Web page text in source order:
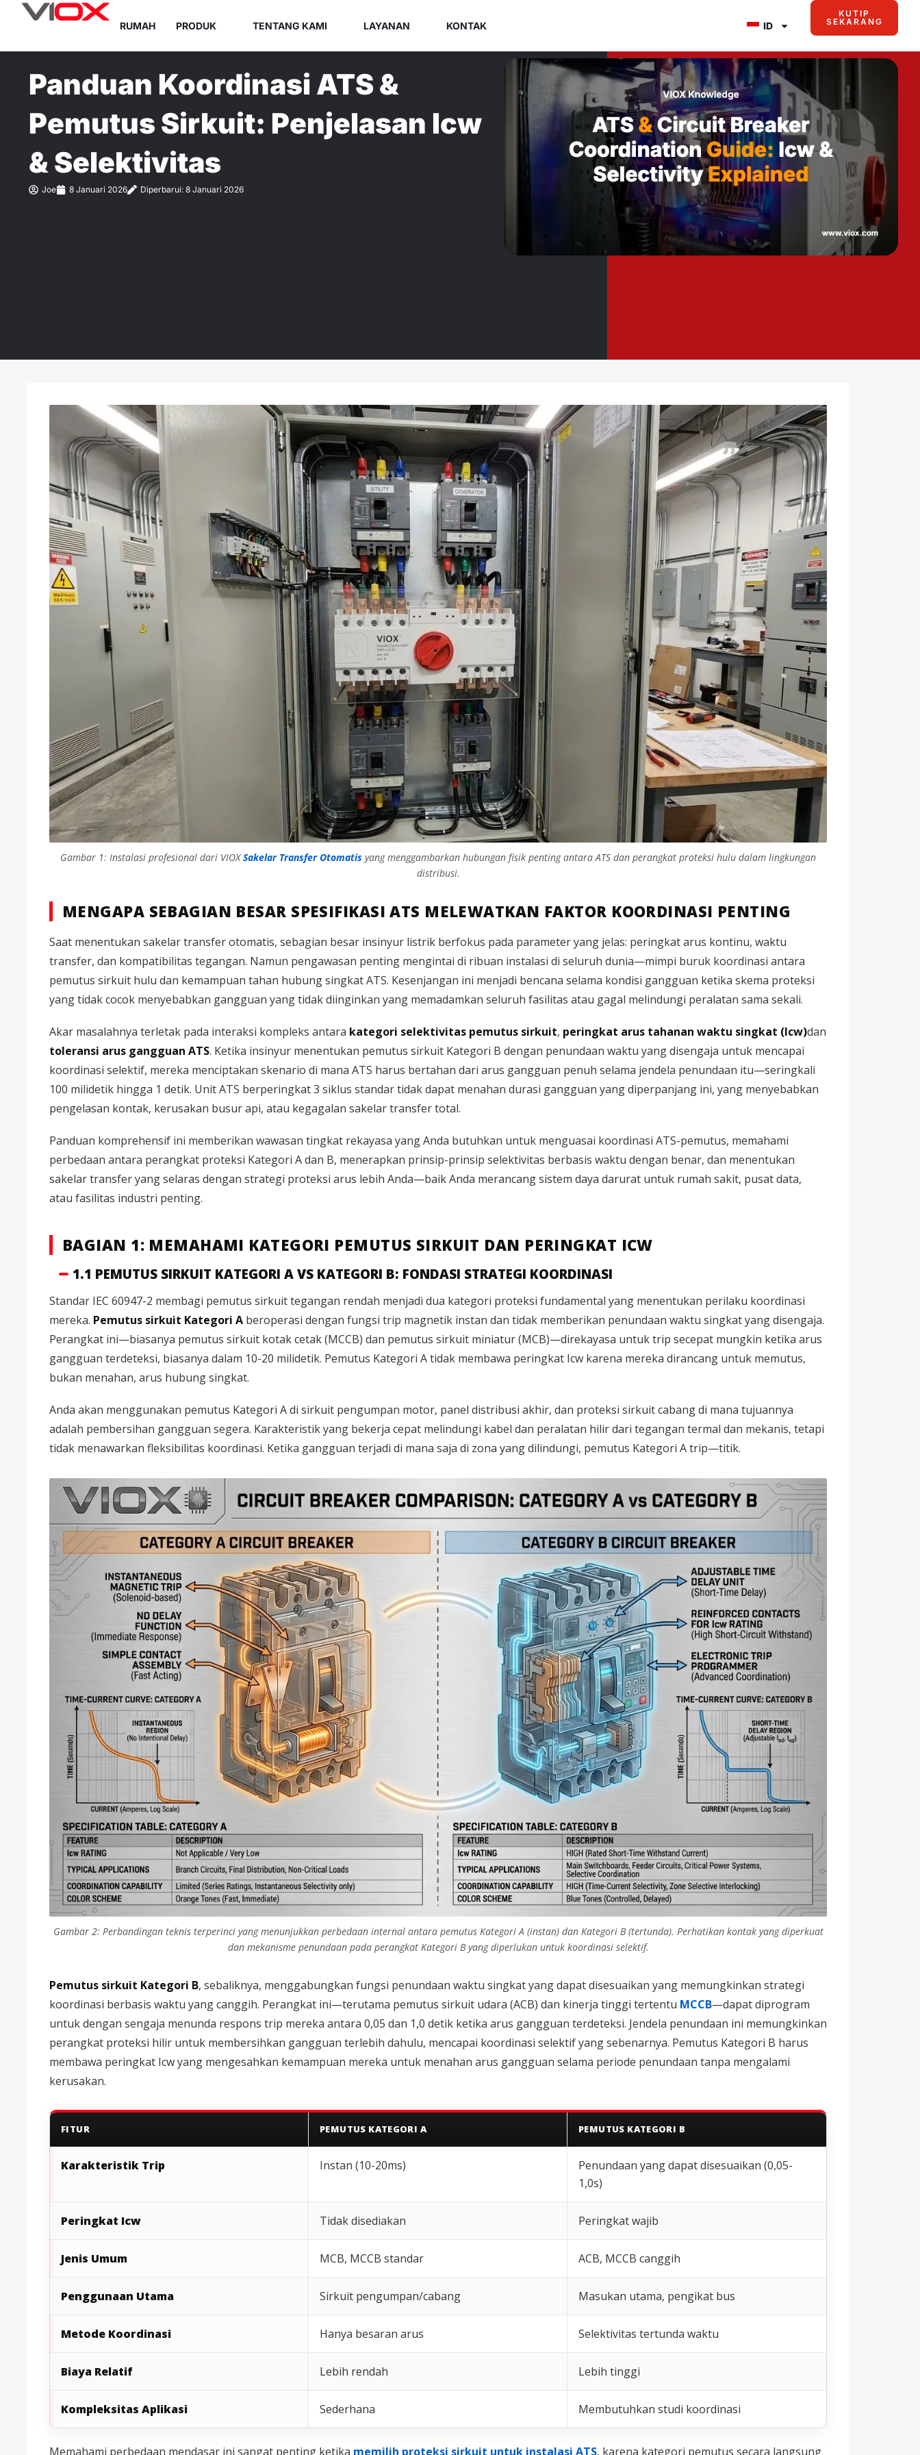
Lewati
konten
RUMAH PRODUK TENTANG KAMI LAYANAN KONTAK ID
KUTIP
SEKARANG
Panduan Koordinasi ATS &
Pemutus Sirkuit: Penjelasan Icw
& Selektivitas
Joe 8 Januari 2026 Diperbarui: 8 Januari 2026
Gambar 1: Instalasi profesional dari VIOXSakelar Transfer Otomatis yang menggambarkan hubungan fisik penting antara ATS dan perangkat proteksi hulu dalam lingkungan
distribusi.
MENGAPA SEBAGIAN BESAR SPESIFIKASI ATS MELEWATKAN FAKTOR KOORDINASI PENTING
Saat menentukan sakelar transfer otomatis, sebagian besar insinyur listrik berfokus pada parameter yang jelas: peringkat arus kontinu, waktu
transfer, dan kompatibilitas tegangan. Namun pengawasan penting mengintai di ribuan instalasi di seluruh dunia—mimpi buruk koordinasi antara
pemutus sirkuit hulu dan kemampuan tahan hubung singkat ATS. Kesenjangan ini menjadi bencana selama kondisi gangguan ketika skema proteksi
yang tidak cocok menyebabkan gangguan yang tidak diinginkan yang memadamkan seluruh fasilitas atau gagal melindungi peralatan sama sekali.
Akar masalahnya terletak pada interaksi kompleks antara kategori selektivitas pemutus sirkuit, peringkat arus tahanan waktu singkat (Icw)dan
toleransi arus gangguan ATS. Ketika insinyur menentukan pemutus sirkuit Kategori B dengan penundaan waktu yang disengaja untuk mencapai
koordinasi selektif, mereka menciptakan skenario di mana ATS harus bertahan dari arus gangguan penuh selama jendela penundaan itu—seringkali
100 milidetik hingga 1 detik. Unit ATS berperingkat 3 siklus standar tidak dapat menahan durasi gangguan yang diperpanjang ini, yang menyebabkan
pengelasan kontak, kerusakan busur api, atau kegagalan sakelar transfer total.
Panduan komprehensif ini memberikan wawasan tingkat rekayasa yang Anda butuhkan untuk menguasai koordinasi ATS-pemutus, memahami
perbedaan antara perangkat proteksi Kategori A dan B, menerapkan prinsip-prinsip selektivitas berbasis waktu dengan benar, dan menentukan
sakelar transfer yang selaras dengan strategi proteksi arus lebih Anda—baik Anda merancang sistem daya darurat untuk rumah sakit, pusat data,
atau fasilitas industri penting.
BAGIAN 1: MEMAHAMI KATEGORI PEMUTUS SIRKUIT DAN PERINGKAT ICW
1.1 PEMUTUS SIRKUIT KATEGORI A VS KATEGORI B: FONDASI STRATEGI KOORDINASI
Standar IEC 60947-2 membagi pemutus sirkuit tegangan rendah menjadi dua kategori proteksi fundamental yang menentukan perilaku koordinasi
mereka. Pemutus sirkuit Kategori A beroperasi dengan fungsi trip magnetik instan dan tidak memberikan penundaan waktu singkat yang disengaja.
Perangkat ini—biasanya pemutus sirkuit kotak cetak (MCCB) dan pemutus sirkuit miniatur (MCB)—direkayasa untuk trip secepat mungkin ketika arus
gangguan terdeteksi, biasanya dalam 10-20 milidetik. Pemutus Kategori A tidak membawa peringkat Icw karena mereka dirancang untuk memutus,
bukan menahan, arus hubung singkat.
Anda akan menggunakan pemutus Kategori A di sirkuit pengumpan motor, panel distribusi akhir, dan proteksi sirkuit cabang di mana tujuannya
adalah pembersihan gangguan segera. Karakteristik yang bekerja cepat melindungi kabel dan peralatan hilir dari tegangan termal dan mekanis, tetapi
tidak menawarkan fleksibilitas koordinasi. Ketika gangguan terjadi di mana saja di zona yang dilindungi, pemutus Kategori A trip—titik.
Gambar 2: Perbandingan teknis terperinci yang menunjukkan perbedaan internal antara pemutus Kategori A (instan) dan Kategori B (tertunda). Perhatikan kontak yang diperkuat
dan mekanisme penundaan pada perangkat Kategori B yang diperlukan untuk koordinasi selektif.
Pemutus sirkuit Kategori B, sebaliknya, menggabungkan fungsi penundaan waktu singkat yang dapat disesuaikan yang memungkinkan strategi
koordinasi berbasis waktu yang canggih. Perangkat ini—terutama pemutus sirkuit udara (ACB) dan kinerja tinggi tertentu MCCB—dapat diprogram
untuk dengan sengaja menunda respons trip mereka antara 0,05 dan 1,0 detik ketika arus gangguan terdeteksi. Jendela penundaan ini memungkinkan
perangkat proteksi hilir untuk membersihkan gangguan terlebih dahulu, mencapai koordinasi selektif yang sebenarnya. Pemutus Kategori B harus
membawa peringkat Icw yang mengesahkan kemampuan mereka untuk menahan arus gangguan selama periode penundaan tanpa mengalami
kerusakan.
FITUR PEMUTUS KATEGORI A PEMUTUS KATEGORI B
Karakteristik Trip Instan (10-20ms)
Penundaan yang dapat disesuaikan (0,05-
1,0s)
Peringkat Icw Tidak disediakan Peringkat wajib
Jenis Umum MCB, MCCB standar ACB, MCCB canggih
Penggunaan Utama Sirkuit pengumpan/cabang Masukan utama, pengikat bus
Metode Koordinasi Hanya besaran arus Selektivitas tertunda waktu
Biaya Relatif Lebih rendah Lebih tinggi
Kompleksitas Aplikasi Sederhana Membutuhkan studi koordinasi
Memahami perbedaan mendasar ini sangat penting ketika memilih proteksi sirkuit untuk instalasi ATS, karena kategori pemutus secara langsung